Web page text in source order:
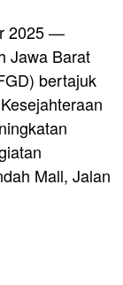
2025 —
Jawa Barat
bertajuk
Mall, Jalan